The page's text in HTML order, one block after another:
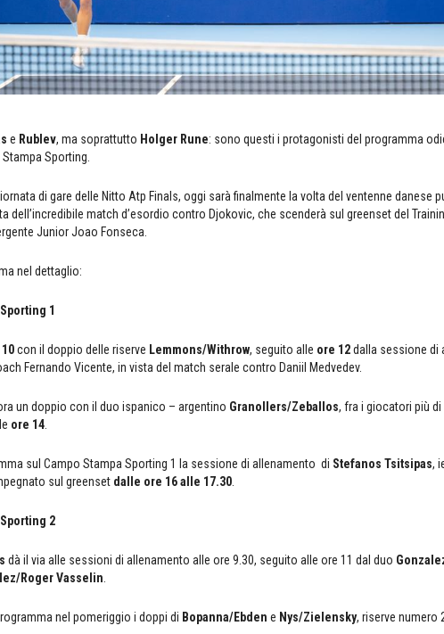
e Rublev, ma soprattutto Holger Rune: sono questi i protagonisti del programma
Sporting.
di gare delle Nitto Atp Finals, oggi sarà finalmente la volta del ventenne danese
dell’incredibile match d’esordio contro Djokovic, che scenderà sul greenset del
Junior Joao Fonseca.
nel dettaglio:
1
con il doppio delle riserve Lemmons/Withrow, seguito alle ore 12dalla sessione di
Fernando Vicente, in vista del match serale contro Daniil Medvedev.
un doppio con il duo ispanico – argentino Granollers/Zeballos, fra i giocatori più
ore 14.
sul Campo Stampa Sporting 1 la sessione di allenamento di Stefanos Tsitsipas,
sul greenset dalle ore 16 alle 17.30.
2
dà il via alle sessioni di allenamento alle ore 9.30, seguito alle ore 11 dal duo
Roger Vasselin.
nel pomeriggio i doppi di Bopanna/Ebden e Nys/Zielensky, riserve numero